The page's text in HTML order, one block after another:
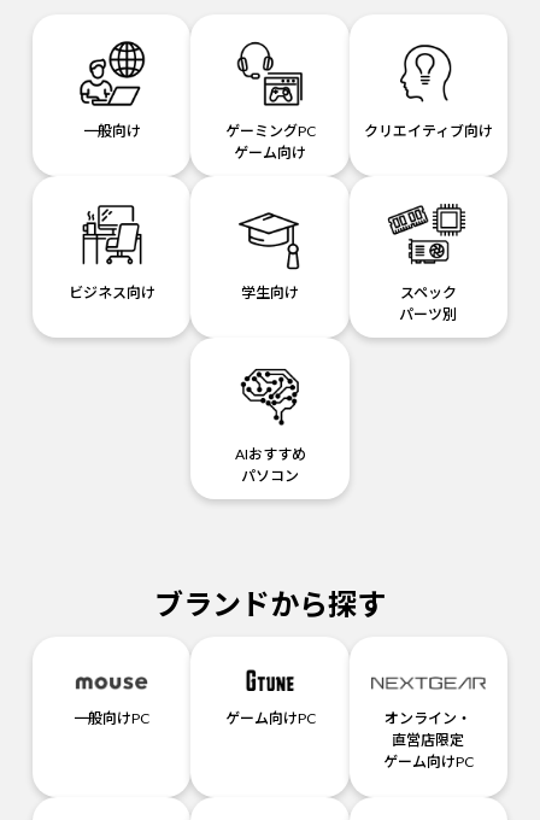
一般向け
ゲーミングPC
ゲーム向け
クリエイティブ向け
ビジネス向け 学生向け
スペック
パーツ別
AIおすすめ
パソコン
ブランドから探す
一般向けPC ゲーム向けPC
オンライン・
直営店限定
ゲーム向けPC